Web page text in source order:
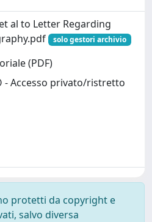
al to Letter Regarding
solo gestori archivio
(PDF)
- Accesso privato/ristretto
protetti da copyright e
salvo diversa